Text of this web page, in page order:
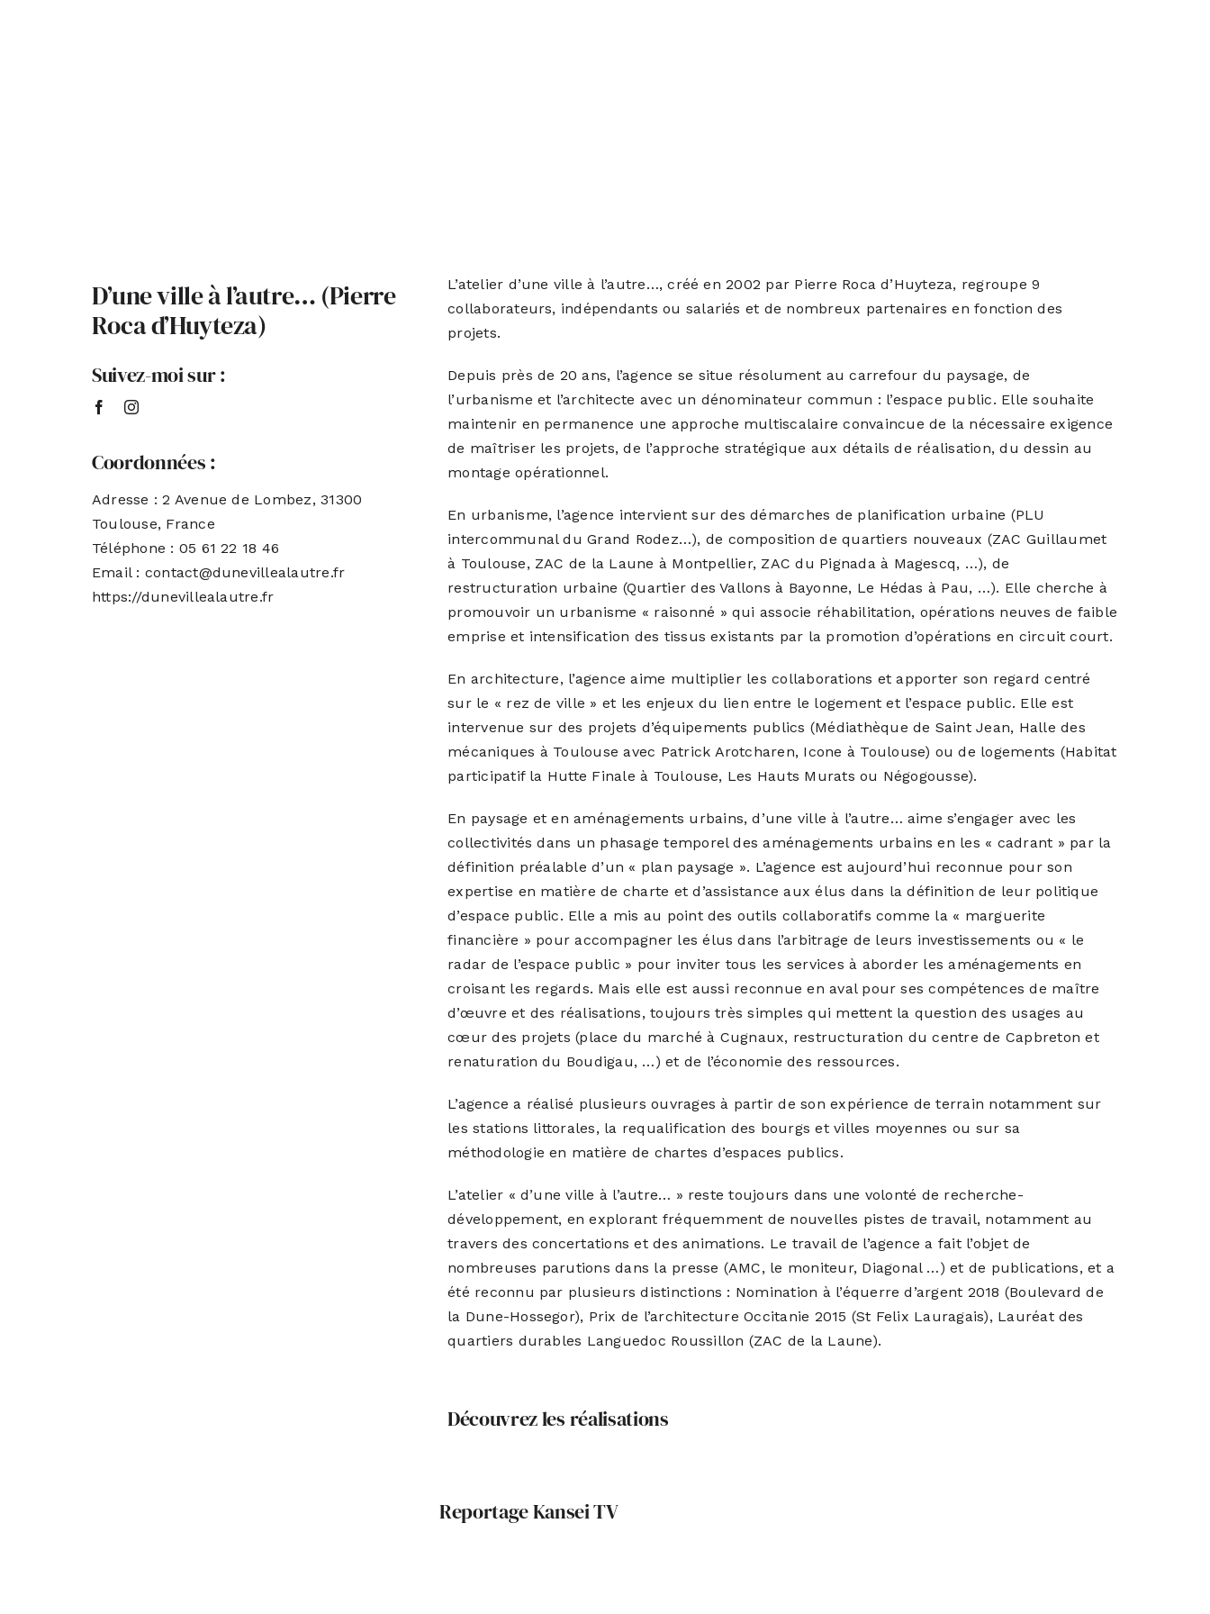
D’une ville à l’autre… (Pierre
Roca d’Huyteza)
Suivez-moi sur :
Coordonnées :
Adresse : 2 Avenue de Lombez, 31300
Toulouse, France
Téléphone : 05 61 22 18 46
Email : contact@dunevillealautre.fr
https://dunevillealautre.fr
L’atelier d’une ville à l’autre…, créé en 2002 par Pierre Roca d’Huyteza, regroupe 9
collaborateurs, indépendants ou salariés et de nombreux partenaires en fonction des
projets.
Depuis près de 20 ans, l’agence se situe résolument au carrefour du paysage, de
l’urbanisme et l’architecte avec un dénominateur commun : l’espace public. Elle souhaite
maintenir en permanence une approche multiscalaire convaincue de la nécessaire exigence
de maîtriser les projets, de l’approche stratégique aux détails de réalisation, du dessin au
montage opérationnel.
En urbanisme, l’agence intervient sur des démarches de planification urbaine (PLU
intercommunal du Grand Rodez…), de composition de quartiers nouveaux (ZAC Guillaumet
à Toulouse, ZAC de la Laune à Montpellier, ZAC du Pignada à Magescq, …), de
restructuration urbaine (Quartier des Vallons à Bayonne, Le Hédas à Pau, …). Elle cherche à
promouvoir un urbanisme « raisonné » qui associe réhabilitation, opérations neuves de faible
emprise et intensification des tissus existants par la promotion d’opérations en circuit court.
En architecture, l’agence aime multiplier les collaborations et apporter son regard centré
sur le « rez de ville » et les enjeux du lien entre le logement et l’espace public. Elle est
intervenue sur des projets d’équipements publics (Médiathèque de Saint Jean, Halle des
mécaniques à Toulouse avec Patrick Arotcharen, Icone à Toulouse) ou de logements (Habitat
participatif la Hutte Finale à Toulouse, Les Hauts Murats ou Négogousse).
En paysage et en aménagements urbains, d’une ville à l’autre… aime s’engager avec les
collectivités dans un phasage temporel des aménagements urbains en les « cadrant » par la
définition préalable d’un « plan paysage ». L’agence est aujourd’hui reconnue pour son
expertise en matière de charte et d’assistance aux élus dans la définition de leur politique
d’espace public. Elle a mis au point des outils collaboratifs comme la « marguerite
financière » pour accompagner les élus dans l’arbitrage de leurs investissements ou « le
radar de l’espace public » pour inviter tous les services à aborder les aménagements en
croisant les regards. Mais elle est aussi reconnue en aval pour ses compétences de maître
d’œuvre et des réalisations, toujours très simples qui mettent la question des usages au
cœur des projets (place du marché à Cugnaux, restructuration du centre de Capbreton et
renaturation du Boudigau, …) et de l’économie des ressources.
L’agence a réalisé plusieurs ouvrages à partir de son expérience de terrain notamment sur
les stations littorales, la requalification des bourgs et villes moyennes ou sur sa
méthodologie en matière de chartes d’espaces publics.
L’atelier « d’une ville à l’autre… » reste toujours dans une volonté de recherche-
développement, en explorant fréquemment de nouvelles pistes de travail, notamment au
travers des concertations et des animations. Le travail de l’agence a fait l’objet de
nombreuses parutions dans la presse (AMC, le moniteur, Diagonal …) et de publications, et a
été reconnu par plusieurs distinctions : Nomination à l’équerre d’argent 2018 (Boulevard de
la Dune-Hossegor), Prix de l’architecture Occitanie 2015 (St Felix Lauragais), Lauréat des
quartiers durables Languedoc Roussillon (ZAC de la Laune).
Découvrez les réalisations
Reportage Kansei TV